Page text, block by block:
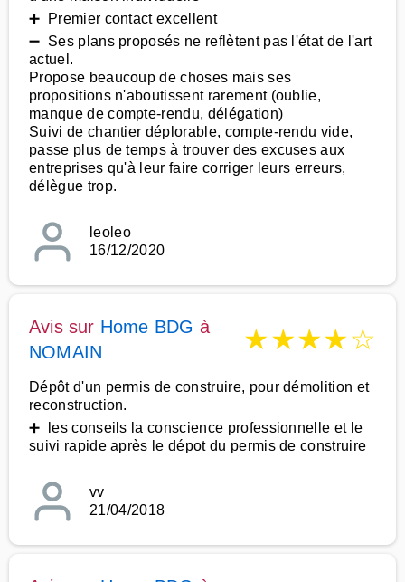
➕ Premier contact excellent
➖ Ses plans proposés ne reflètent pas l'état de l'art
actuel.
Propose beaucoup de choses mais ses
propositions n'aboutissent rarement (oublie,
manque de compte-rendu, délégation)
Suivi de chantier déplorable, compte-rendu vide,
passe plus de temps à trouver des excuses aux
entreprises qu'à leur faire corriger leurs erreurs,
délègue trop.
leoleo
16/12/2020
Avis sur Home BDG à
NOMAIN
★★★★☆
Dépôt d'un permis de construire, pour démolition et
reconstruction.
➕ les conseils la conscience professionnelle et le
suivi rapide après le dépot du permis de construire
vv
21/04/2018